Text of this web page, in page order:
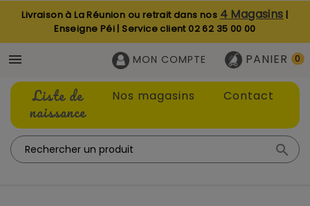
Livraison à La Réunion ou retrait dans nos 4 Magasins |
Enseigne Péi | Service client02 62 35 00 00
 PANIER 0
MON COMPTE
Liste de
naissance
Nos magasins Contact
